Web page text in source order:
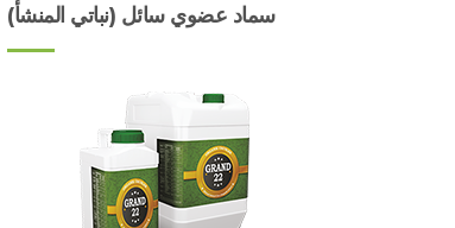
سماد عضوي سائل (نباتي المنشأ)